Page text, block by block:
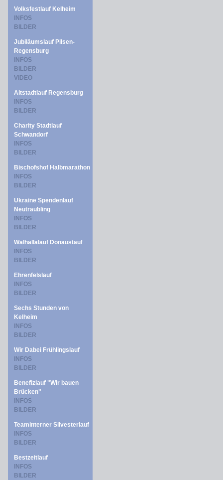
Volksfestlauf Kelheim
INFOS
BILDER
Jubiläumslauf Pilsen-
Regensburg
INFOS
BILDER
VIDEO
Altstadtlauf Regensburg
INFOS
BILDER
Charity Stadtlauf
Schwandorf
INFOS
BILDER
Bischofshof Halbmarathon
INFOS
BILDER
Ukraine Spendenlauf
Neutraubling
INFOS
BILDER
Walhallalauf Donaustauf
INFOS
BILDER
Ehrenfelslauf
INFOS
BILDER
Sechs Stunden von
Kelheim
INFOS
BILDER
Wir Dabei Frühlingslauf
INFOS
BILDER
Benefizlauf "Wir bauen
Brücken"
INFOS
BILDER
Teaminterner Silvesterlauf
INFOS
BILDER
Bestzeitlauf
INFOS
BILDER